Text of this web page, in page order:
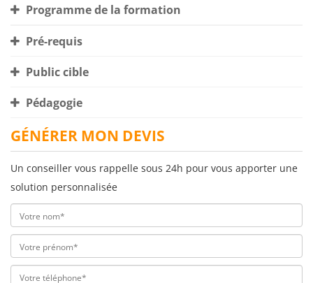
Programme de la formation
Pré-requis
Public cible
Pédagogie
GÉNÉRER MON DEVIS
Un conseiller vous rappelle sous 24h pour vous apporter une
solution personnalisée